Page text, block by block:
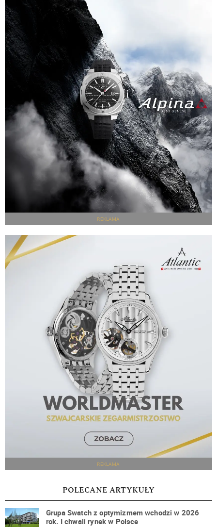
REKLAMA
REKLAMA
POLECANE ARTYKUŁY
Grupa Swatch z optymizmem wchodzi w 2026
rok. I chwali rynek w Polsce